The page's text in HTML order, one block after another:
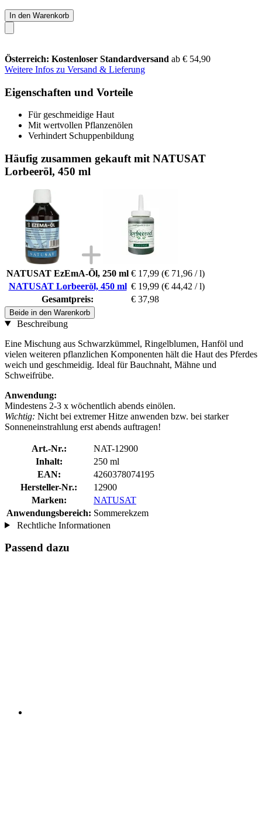
In den Warenkorb
Österreich: Kostenloser Standardversand ab € 54,90
Weitere Infos zu Versand & Lieferung
Eigenschaften und Vorteile
Für geschmeidige Haut
Mit wertvollen Pflanzenölen
Verhindert Schuppenbildung
Häufig zusammen gekauft mit NATUSAT
Lorbeeröl, 450 ml
NATUSAT EzEmA-Öl, 250 ml € 17,99 (€ 71,96 / l)
NATUSAT Lorbeeröl, 450 ml € 19,99 (€ 44,42 / l)
Gesamtpreis:
€ 37,98
Beide in den Warenkorb
Beschreibung
Eine Mischung aus Schwarzkümmel, Ringelblumen, Hanföl und
vielen weiteren pflanzlichen Komponenten hält die Haut des Pferdes
weich und geschmeidig. Ideal für Bauchnaht, Mähne und
Schweifrübe.
Anwendung:
Mindestens 2-3 x wöchentlich abends einölen.
Wichtig: Nicht bei extremer Hitze anwenden bzw. bei starker
Sonneneinstrahlung erst abends auftragen!
Art.-Nr.:
NAT-12900
Inhalt:
250 ml
EAN:
4260378074195
Hersteller-Nr.:
12900
Marken:
NATUSAT
Anwendungsbereich: Sommerekzem
Rechtliche Informationen
Passend dazu